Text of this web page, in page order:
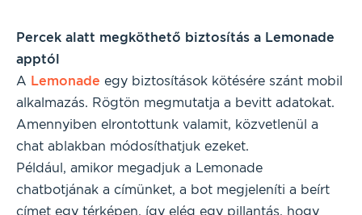
Percek alatt megköthető biztosítás a Lemonade
apptól
A Lemonade egy biztosítások kötésére szánt mobil
alkalmazás. Rögtön megmutatja a bevitt adatokat.
Amennyiben elrontottunk valamit, közvetlenül a
chat ablakban módosíthatjuk ezeket.
Például, amikor megadjuk a Lemonade
chatbotjának a címünket, a bot megjeleníti a beírt
címet egy térképen, így elég egy pillantás, hogy